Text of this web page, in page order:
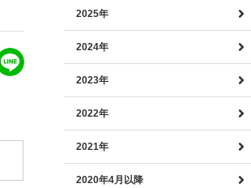
2025年
2024年
2023年
2022年
2021年
2020年4月以降